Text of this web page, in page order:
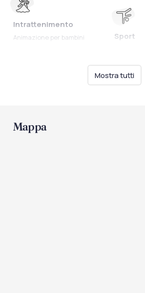
Intrattenimento
Animazione per bambini Sport
Mostra tutti
Mappa